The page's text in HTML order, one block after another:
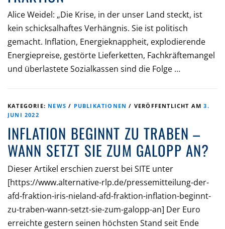
Alice Weidel: „Die Krise, in der unser Land steckt, ist
kein schicksalhaftes Verhängnis. Sie ist politisch
gemacht. Inflation, Energieknappheit, explodierende
Energiepreise, gestörte Lieferketten, Fachkräftemangel
und überlastete Sozialkassen sind die Folge …
KATEGORIE: NEWS / PUBLIKATIONEN / VERÖFFENTLICHT AM3.
JUNI 2022
INFLATION BEGINNT ZU TRABEN –
WANN SETZT SIE ZUM GALOPP AN?
Dieser Artikel erschien zuerst bei SITE unter
[https://www.alternative-rlp.de/pressemitteilung-der-
afd-fraktion-iris-nieland-afd-fraktion-inflation-beginnt-
zu-traben-wann-setzt-sie-zum-galopp-an] Der Euro
erreichte gestern seinen höchsten Stand seit Ende